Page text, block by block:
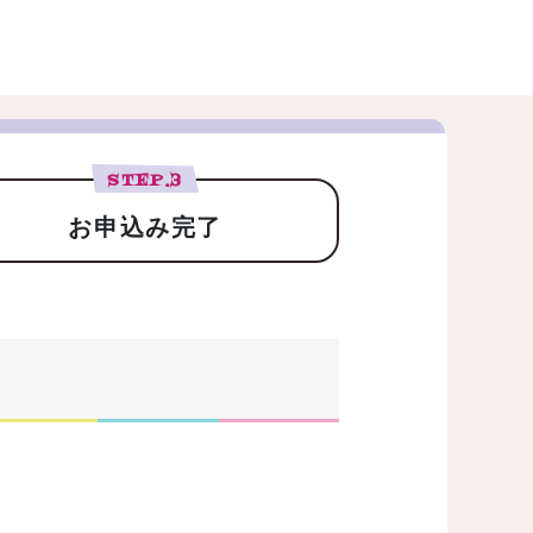
STEP.3
お申込み完了